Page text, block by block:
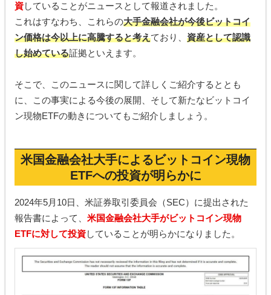
資していることがニュースとして報道されました。
これはすなわち、これらの大手金融会社が今後ビットコイ
ン価格は今以上に高騰すると考えており、 資産として認識
し始めている証拠といえます。
そこで、このニュースに関して詳しくご紹介するととも
に、この事実による今後の展開、そして新たなビットコイ
ン現物ETFの動きについてもご紹介しましょう。
米国金融会社大手によるビットコイン現物
ETFへの投資が明らかに
2024年5月10日、米証券取引委員会（SEC）に提出された
報告書によって、 米国金融会社大手がビットコイン現物
ETFに対して投資していることが明らかになりました。